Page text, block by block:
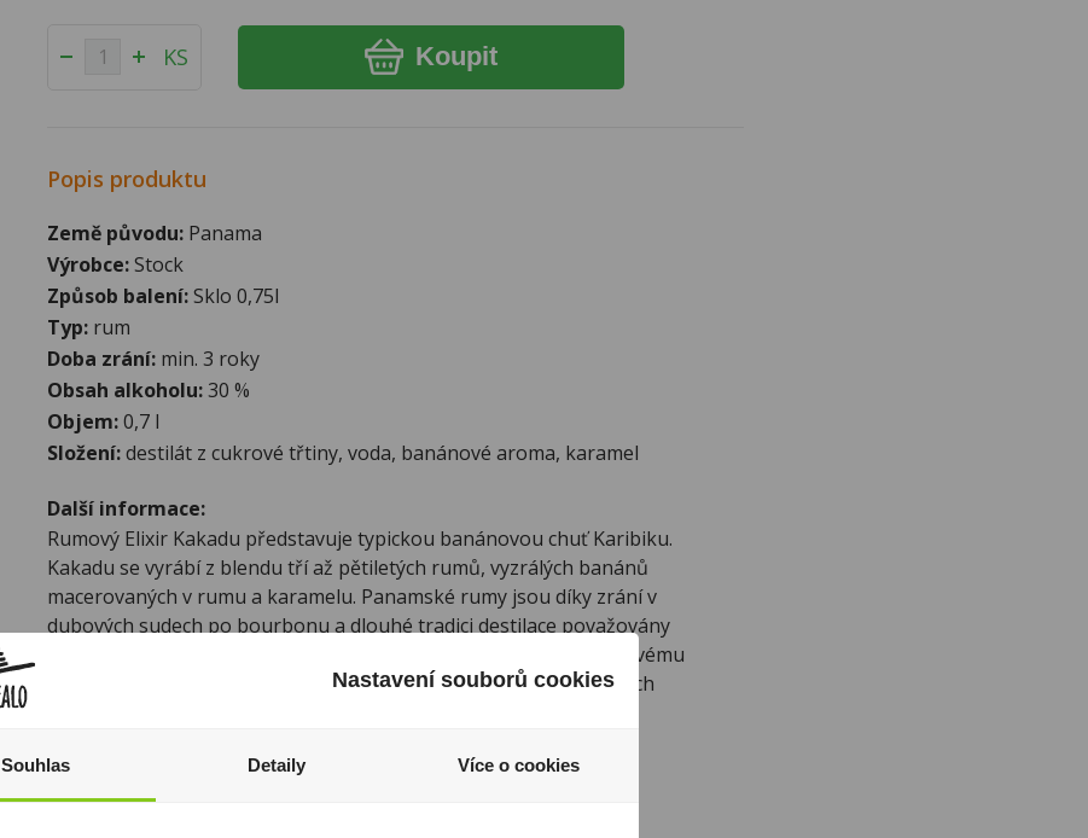
KS Koupit
Popis produktu
Země původu: Panama
Výrobce:Stock
Způsob balení:Sklo 0,75l
Typ: rum
Doba zrání: min. 3 roky
Obsah alkoholu:30 %
Objem:0,7 l
Složení:destilát z cukrové třtiny, voda, banánové aroma, karamel
Další informace:
Rumový Elixir Kakadu představuje typickou banánovou chuť Karibiku.
Kakadu se vyrábí z blendu tří až pětiletých rumů, vyzrálých banánů
macerovaných v rumu a karamelu. Panamské rumy jsou díky zrání v
dubových sudech po bourbonu a dlouhé tradici destilace považovány
odborníky za jedny z nejlepších. Kakadu se díky jemnému banánovému
aroma a dřevitým rumovým podtónům hodí k vylepšení již známých
Chuť: jemná chuť vyzrálých banánů, sladký závěr
Barva: zlatavá
Nastavení souborů cookies
Souhlas Detaily Více o cookies